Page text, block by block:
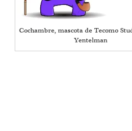
Cochambre, mascota de Tecomo
Yentelman